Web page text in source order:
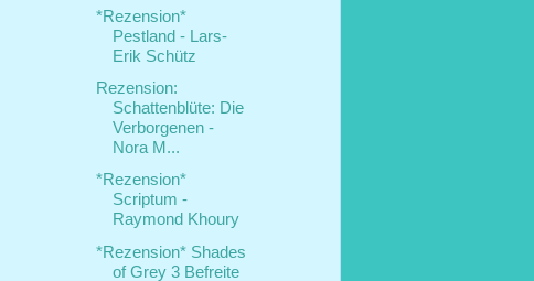
*Rezension*
Pestland - Lars-
Erik Schütz
Rezension:
Schattenblüte: Die
Verborgenen -
Nora M...
*Rezension*
Scriptum -
Raymond Khoury
*Rezension* Shades
of Grey 3 Befreite